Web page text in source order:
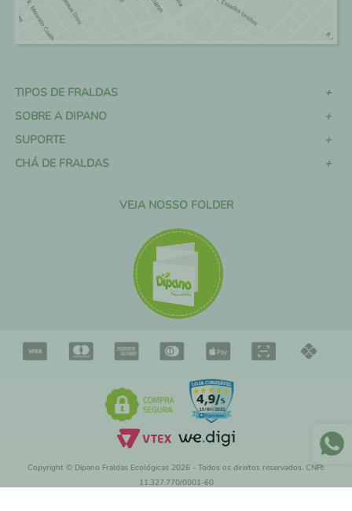
TIPOS DE FRALDAS
SOBRE A DIPANO
SUPORTE
CHÁ DE FRALDAS
VEJA NOSSO FOLDER
Copyright © Dipano Fraldas Ecológicas 2026 - Todos os direitos reservados. CNPJ:
11.327.770/0001-60